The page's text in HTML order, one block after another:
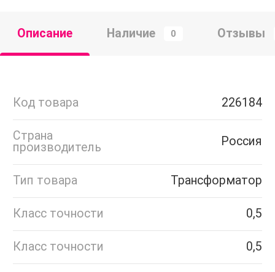
Описание Наличие 0 Отзывы
Код товара 226184
Страна
производитель
Россия
Тип товара Трансформатор
Класс точности 0,5
Класс точности 0,5